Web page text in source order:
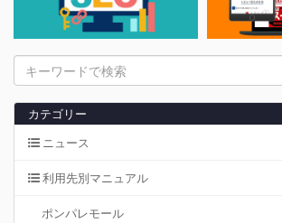
カテゴリー
ニュース
利用先別マニュアル
ポンパレモール